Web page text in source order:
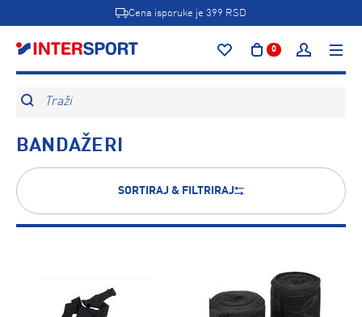
Cena isporuke je 399 RSD
0
Traži
BANDAŽERI
SORTIRAJ & FILTRIRAJ